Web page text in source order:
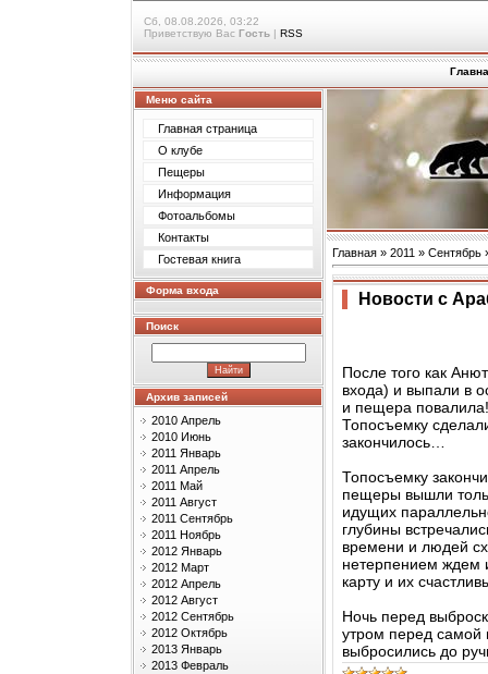
Сб, 08.08.2026, 03:22
Приветствую Вас Гость | RSS
Меню сайта
Главная страница
О клубе
Пещеры
Информация
Фотоальбомы
Контакты
Гостевая книга
Форма входа
Поиск
Архив записей
2010 Апрель
2010 Июнь
2011 Январь
2011 Апрель
2011 Май
2011 Август
2011 Сентябрь
2011 Ноябрь
2012 Январь
2012 Март
2012 Апрель
2012 Август
2012 Сентябрь
2012 Октябрь
2013 Январь
2013 Февраль
Главная » 2011 » Сентябрь
Новости с
После того как
входа) и выпали в
и пещера
Топосъемку
закончилось…
Топосъемку
пещеры вышли
идущих
глубины
времени и людей
нетерпением ждем
карту и их
Ночь перед
утром перед самой
выбросились до